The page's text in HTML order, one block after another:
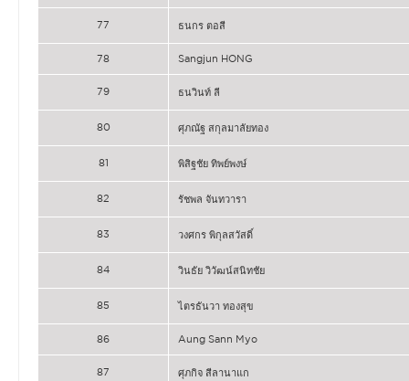
77 ธนกร ตอสี
78 Sangjun HONG
79 ธนวินท์ ลี
80 ศุภณัฐ สกุลมาลัยทอง
81 พิสิฐชัย ทิพย์พงษ์
82 รัชพล จันทวารา
83 วงศกร พิกุลสวัสดิ์
84 วินธัย วิวัฒน์สนิทชัย
85 ไตรธันวา ทองสุข
86 Aung Sann Myo
87 ศุภกิจ สีลานาแก